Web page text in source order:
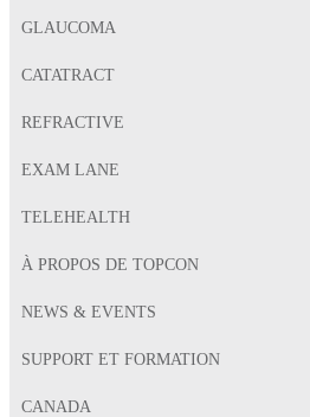
GLAUCOMA
CATATRACT
REFRACTIVE
EXAM LANE
TELEHEALTH
À PROPOS DE TOPCON
NEWS & EVENTS
SUPPORT ET FORMATION
CANADA